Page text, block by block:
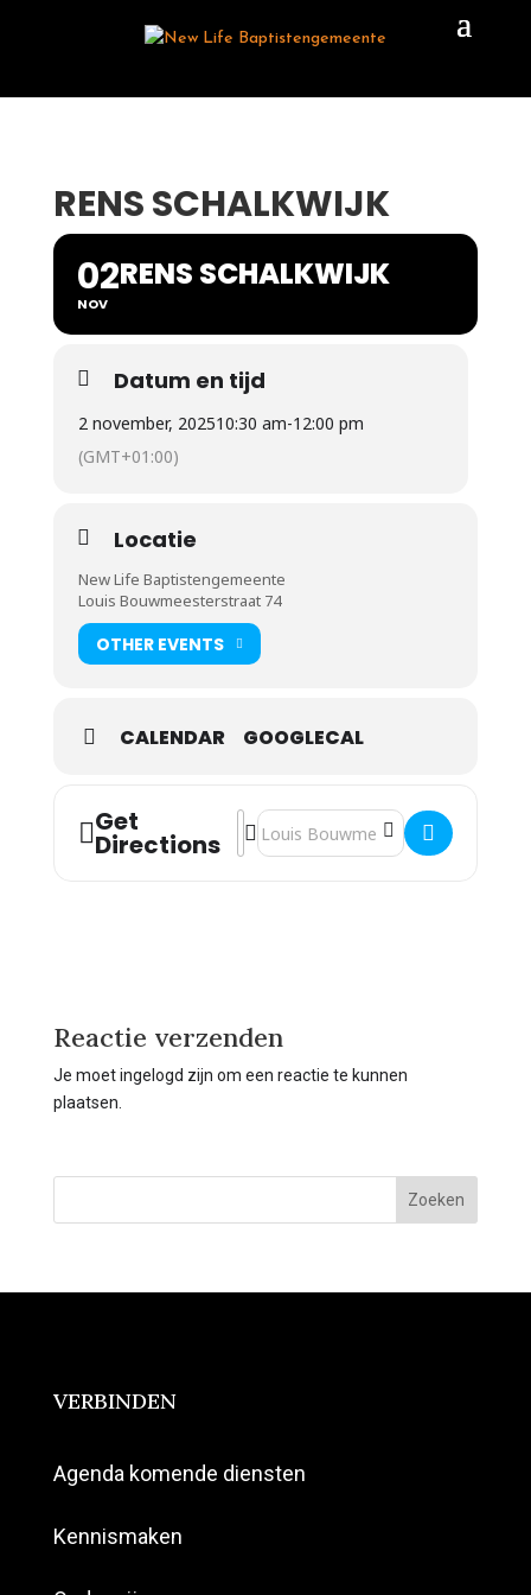
RENS SCHALKWIJK
02
NOV
RENS SCHALKWIJK
Datum en tijd
2 november, 202510:30 am-12:00 pm
(GMT+01:00)
Locatie
New Life Baptistengemeente
Louis Bouwmeesterstraat 74
OTHER EVENTS
CALENDAR GOOGLECAL
Get
Directions
Address - Rens Schalkwijk
Destination Address - Rens
Reactie verzenden
Je moet ingelogd zijn om een reactie te kunnen
plaatsen.
Zoeken
VERBINDEN
Agenda komende diensten
Kennismaken